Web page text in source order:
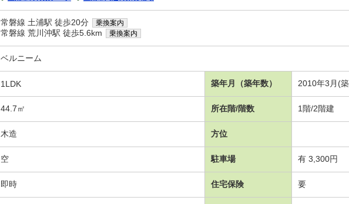
常磐線 土浦駅 徒歩20分 乗換案内
常磐線 荒川沖駅 徒歩5.6km 乗換案内
ベルニーム
1LDK 築年月（築年数） 2010年3月(
44.7㎡ 所在階/階数 1階/2階建
木造 方位
空 駐車場 有 3,300円
即時 住宅保険 要